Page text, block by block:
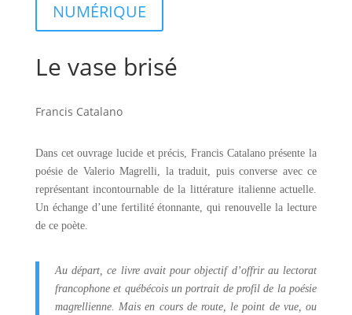
NUMÉRIQUE
Le vase brisé
Francis Catalano
Dans cet ouvrage lucide et précis, Francis Catalano présente la
poésie de Valerio Magrelli, la traduit, puis converse avec ce
représentant incontournable de la littérature italienne actuelle.
Un échange d’une fertilité étonnante, qui renouvelle la lecture
de ce poète.
Au départ, ce livre avait pour objectif d’offrir au lectorat
francophone et québécois un portrait de profil de la poésie
magrellienne. Mais en cours de route, le point de vue, ou